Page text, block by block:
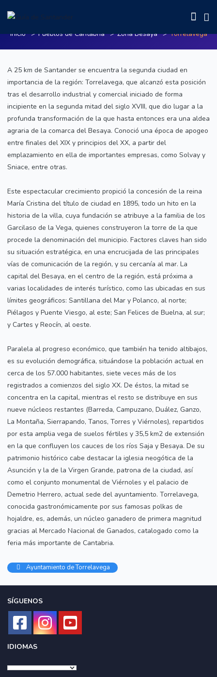
Inicio Pueblos de Cantabria Zona Besaya Torrelavega
A 25 km de Santander se encuentra la segunda ciudad en
importancia de la región: Torrelavega, que alcanzó esta posición
tras el desarrollo industrial y comercial iniciado de forma
incipiente en la segunda mitad del siglo XVIII, que dio lugar a la
profunda transformación de la que hasta entonces era una aldea
agraria de la comarca del Besaya. Conoció una época de apogeo
entre finales del XIX y principios del XX, a partir del
emplazamiento en ella de importantes empresas, como Solvay y
Sniace, entre otras.
Este espectacular crecimiento propició la concesión de la reina
María Cristina del título de ciudad en 1895, todo un hito en la
historia de la villa, cuya fundación se atribuye a la familia de los
Garcilaso de la Vega, quienes construyeron la torre de la que
procede la denominación del municipio. Factores claves han sido
su situación estratégica, en una encrucijada de las principales
vías de comunicación de la región, y su cercanía al mar. La
capital del Besaya, en el centro de la región, está próxima a
varias localidades de interés turístico, como las ubicadas en sus
límites geográficos: Santillana del Mar y Polanco, al norte;
Piélagos y Puente Viesgo, al este; San Felices de Buelna, al sur;
y Cartes y Reocín, al oeste.
Paralela al progreso económico, que también ha tenido altibajos,
es su evolución demográfica, situándose la población actual en
cerca de los 57.000 habitantes, siete veces más de los
registrados a comienzos del siglo XX. De éstos, la mitad se
concentra en la capital, mientras el resto se distribuye en sus
nueve núcleos restantes (Barreda, Campuzano, Duález, Ganzo,
La Montaña, Sierrapando, Tanos, Torres y Viérnoles), repartidos
por esta amplia vega de suelos fértiles y 35,5 km2 de extensión
en la que confluyen los cauces de los ríos Saja y Besaya. De su
patrimonio histórico cabe destacar la iglesia neogótica de la
Asunción y la de la Virgen Grande, patrona de la ciudad, así
como el conjunto monumental de Viérnoles y el palacio de
Demetrio Herrero, actual sede del ayuntamiento. Torrelavega,
conocida gastronómicamente por sus famosas polkas de
hojaldre, es, además, un núcleo ganadero de primera magnitud
gracias al Mercado Nacional de Ganados, catalogado como la
feria más importante de Cantabria.
Ayuntamiento de Torrelavega
SÍGUENOS
IDIOMAS